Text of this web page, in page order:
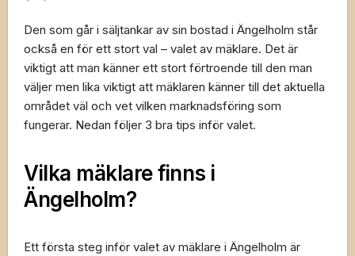
Den som går i säljtankar av sin bostad i Ängelholm står
också en för ett stort val – valet av mäklare. Det är
viktigt att man känner ett stort förtroende till den man
väljer men lika viktigt att mäklaren känner till det aktuella
området väl och vet vilken marknadsföring som
fungerar. Nedan följer 3 bra tips inför valet.
Vilka mäklare finns i
Ängelholm?
Ett första steg inför valet av mäklare i Ängelholm är